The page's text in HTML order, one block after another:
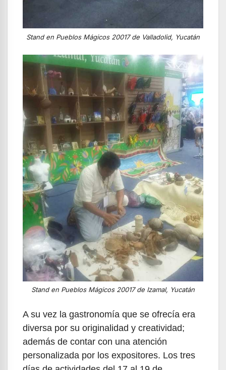
Stand en Pueblos Mágicos 20017 de Valladolid, Yucatán
Stand en Pueblos Mágicos 20017 de Izamal, Yucatán
A su vez la gastronomía que se ofrecía era
diversa por su originalidad y creatividad;
además de contar con una atención
personalizada por los expositores. Los tres